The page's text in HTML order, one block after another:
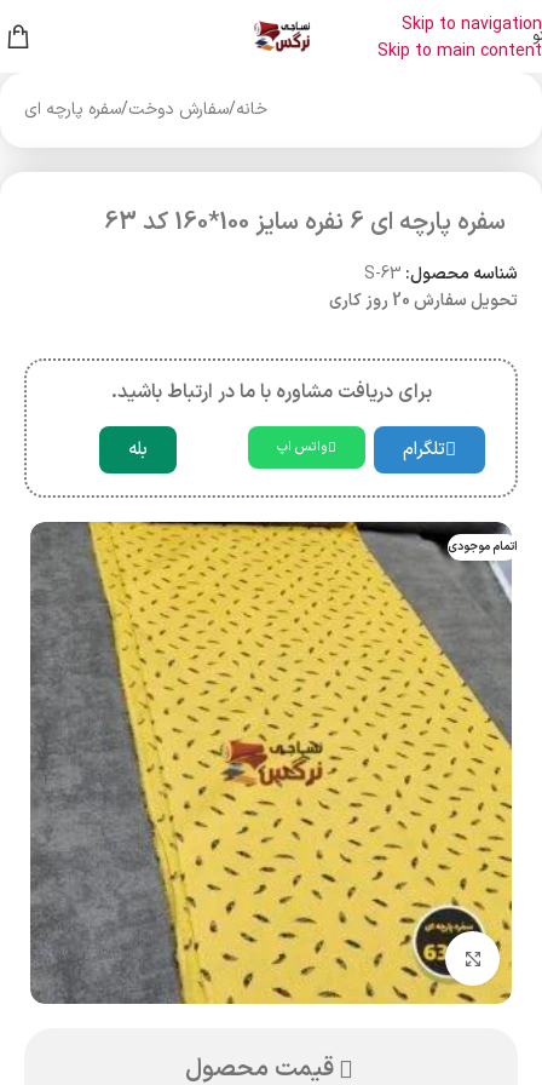
Skip to navigation
Skip to main content
خانه/سفارش دوخت/سفره پارچه ای
سفره پارچه ای 6 نفره سایز 100*160 کد 63
شناسه محصول: S-63
تحویل سفارش 20 روز کاری
برای دریافت مشاوره با ما در ارتباط باشید.
تلگرام واتس اپ بله
اتمام موجودی
بزرگنمایی تصویر
قیمت محصول